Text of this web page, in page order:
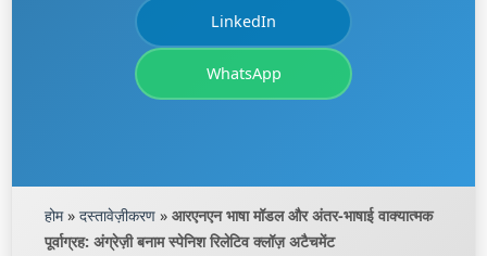
LinkedIn
WhatsApp
होम» दस्तावेज़ीकरण » आरएनएन भाषा मॉडल और अंतर-भाषाई वाक्यात्मक
पूर्वाग्रह: अंग्रेज़ी बनाम स्पेनिश रिलेटिव क्लॉज़ अटैचमेंट